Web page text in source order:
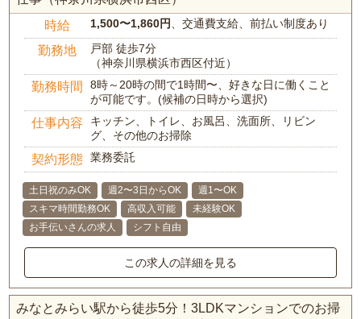
時給 1,500〜1,860円 、交通費支給、前払い制度あり
勤務地
戸部 徒歩7分
（神奈川県横浜市西区付近）
勤務時間
8時～20時の間で1時間〜、好きな日に働くこと
が可能です。(候補の日時から選択)
仕事内容
キッチン、トイレ、お風呂、洗面所、リビン
グ、その他のお掃除
契約形態 業務委託
土日祝のみOK 週2〜3日からOK
週1〜OK
スキマ時間勤務OK
高収入可能
未経験OK
お手伝いさんの求人
シフト自由
この求人の詳細を見る
みなとみらい駅から徒歩5分！3LDKマンションでのお掃